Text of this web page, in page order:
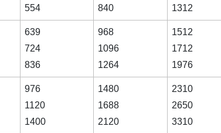
554
840
1312
639
724
836
968
1096
1264
1512
1712
1976
976
1120
1400
1480
1688
2120
2310
2650
3310